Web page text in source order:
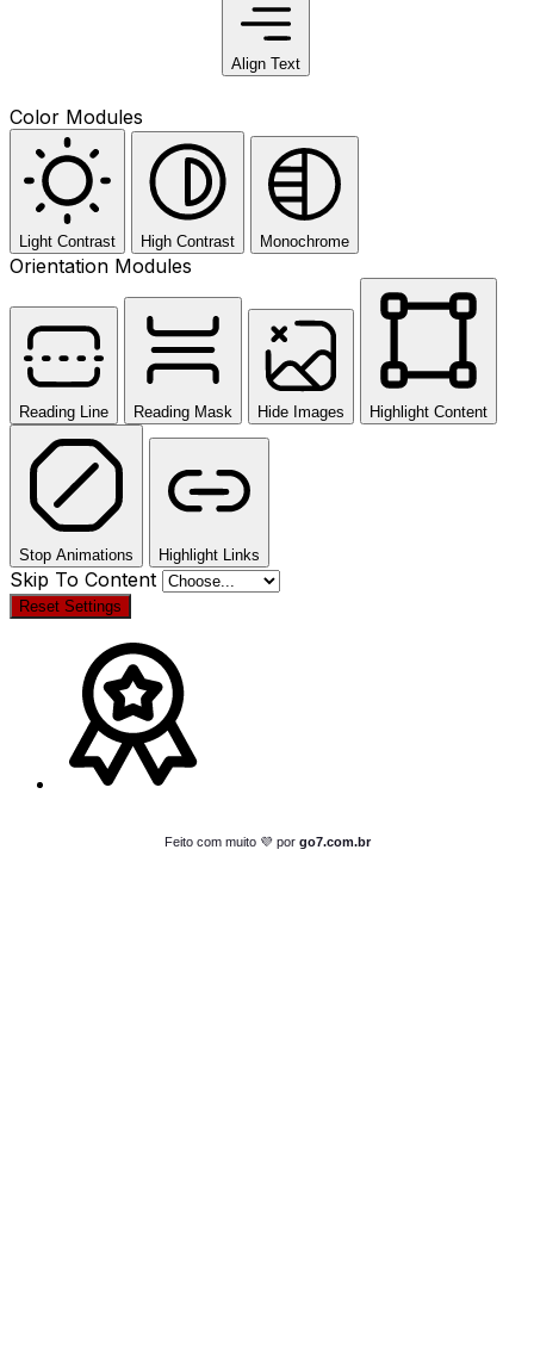
Align Text
Color Modules
Light Contrast High Contrast Monochrome
Orientation Modules
Reading Line Reading Mask Hide Images Highlight Content
Stop Animations Highlight Links
Skip To Content
Reset Settings
Feito com muito 💜 por go7.com.br